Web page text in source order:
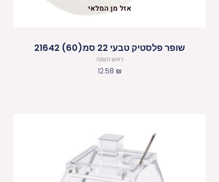
אזל מן המלאי
שופר פלסטיק טבעי 22 סמ(60) 21642
ראש השנה
12.58 ₪